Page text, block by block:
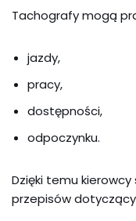
Tachografy mogą
jazdy,
pracy,
dostępności,
odpoczynku.
Dzięki temu
przepisów